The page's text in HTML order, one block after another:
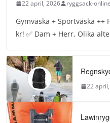
22 april, 2026 ryggsack-
Gymväska + Sportväska
kr! ✅ Dam + Herr, Olika
22